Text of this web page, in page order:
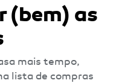
(bem) as
mais tempo,
lista de compras